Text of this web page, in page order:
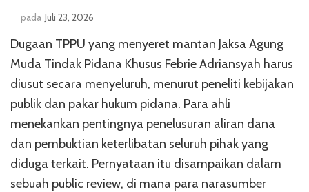
pada Juli 23, 2026
Dugaan TPPU yang menyeret mantan Jaksa Agung
Muda Tindak Pidana Khusus Febrie Adriansyah harus
diusut secara menyeluruh, menurut peneliti kebijakan
publik dan pakar hukum pidana. Para ahli
menekankan pentingnya penelusuran aliran dana
dan pembuktian keterlibatan seluruh pihak yang
diduga terkait. Pernyataan itu disampaikan dalam
sebuah public review, di mana para narasumber